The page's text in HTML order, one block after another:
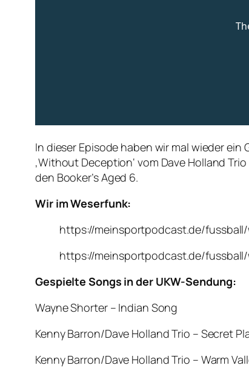
In dieser Episode haben wir mal wieder ein
‚Without Deception‘ vom Dave Holland
den Booker’s Aged 6.
Wir im Weserfunk:
https://meinsportpodcast.de/
https://meinsportpodcast.de/
Gespielte Songs in der UKW-Sendung:
Wayne Shorter – Indian Song
Kenny Barron/Dave Holland Trio – Secret
Kenny Barron/Dave Holland Trio – Warm